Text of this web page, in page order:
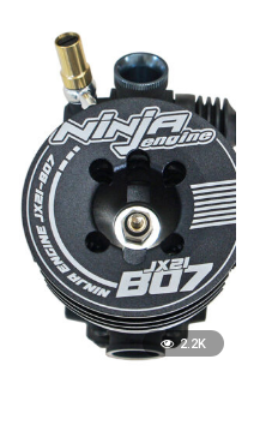
2.2K